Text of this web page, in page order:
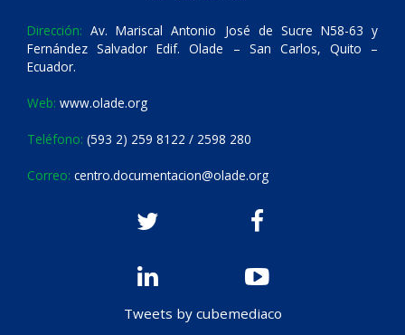
Dirección: Av. Mariscal Antonio José de Sucre N58-63 y
Fernández Salvador Edif. Olade – San Carlos, Quito –
Ecuador.
Web: www.olade.org
Teléfono: (593 2) 259 8122 / 2598 280
Correo: centro.documentacion@olade.org
Tweets by cubemediaco